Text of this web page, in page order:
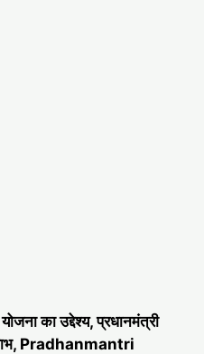
का उद्देश्य, प्रधानमंत्री
लाभ, Pradhanmantri